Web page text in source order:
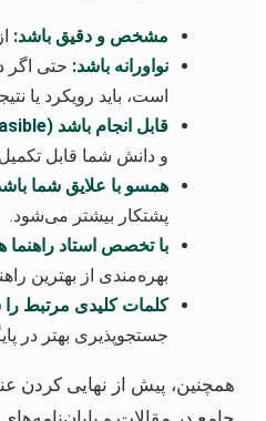
مشخص و دقیق باشد:
نواورانه باشد: حتی اگر
است، باید رویکرد یا
قابل انجام باشد (Feasible):
و دانش شما قابل
همسو با علایق شما
پشتکار بیشتر می‌شود.
با تخصص استاد راهنما
بهره‌مندی از بهترین
کلمات کلیدی مرتبط
جستجوپذیری بهتر در
همچنین، پیش از نهایی کردن